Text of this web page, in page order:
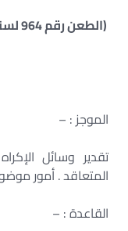
الموجز : –
تقدير وسائل
المتعاقد . أمور
القاعدة : –